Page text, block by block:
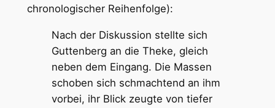
chronologischer Reihenfolge):
Nach der Diskussion stellte sich
Guttenberg an die Theke, gleich
neben dem Eingang. Die Massen
schoben sich schmachtend an ihm
vorbei, ihr Blick zeugte von tiefer